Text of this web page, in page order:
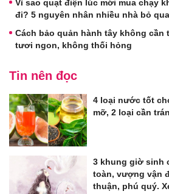
Vì sao quạt điện lúc mới mua chạy
đi? 5 nguyên nhân nhiều nhà bỏ qua
Cách bảo quản hành tây không cần
tươi ngon, không thối hỏng
Tin nên đọc
4 loại nước tốt
mỡ, 2 loại cần
3 khung giờ sinh
toàn, vượng vận
thuận, phú quý.